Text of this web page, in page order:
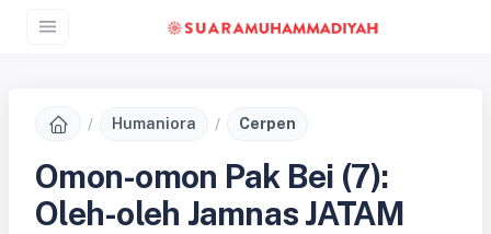
Humaniora Cerpen
Omon-omon Pak Bei (7):
Oleh-oleh Jamnas JATAM